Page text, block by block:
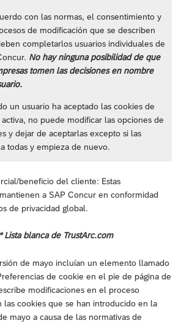
con las normas, el consentimiento y
de modificación que se describen
completarlos usuarios individuales de
No hay ninguna posibilidad de que
tomen las decisiones en nombre
un usuario ha aceptado las cookies de
no puede modificar las opciones de
y dejar de aceptarlas excepto si las
todas y empieza de nuevo.
beneficio del cliente: Estas
a SAP Concur en conformidad
de privacidad global.
Lista blanca de TrustArc.com
de mayo incluían un elemento llamado
de cookie en el pie de página de
modificaciones en el proceso
las cookies que se han introducido en la
mayo a causa de las normativas de